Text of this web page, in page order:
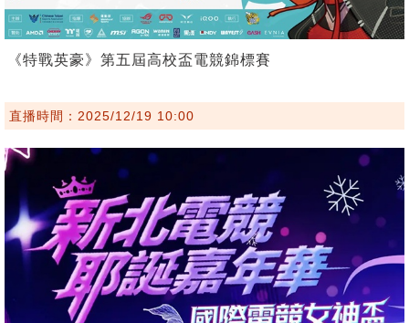
《特戰英豪》第五屆高校盃電競錦標賽
直播時間：2025/12/19 10:00